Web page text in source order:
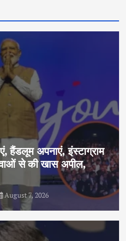
हैंडलूम अपनाएं, इंस्टाग्राम
से की खास अपील,
August 7, 2026